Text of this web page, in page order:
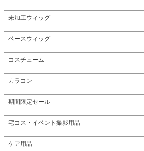
未加工ウィッグ
ベースウィッグ
コスチューム
カラコン
期間限定セール
宅コス・イベント撮影用品
ケア用品